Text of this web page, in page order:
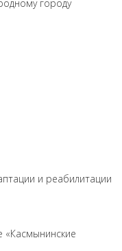
городу
и реабилитации
«Касмынинские